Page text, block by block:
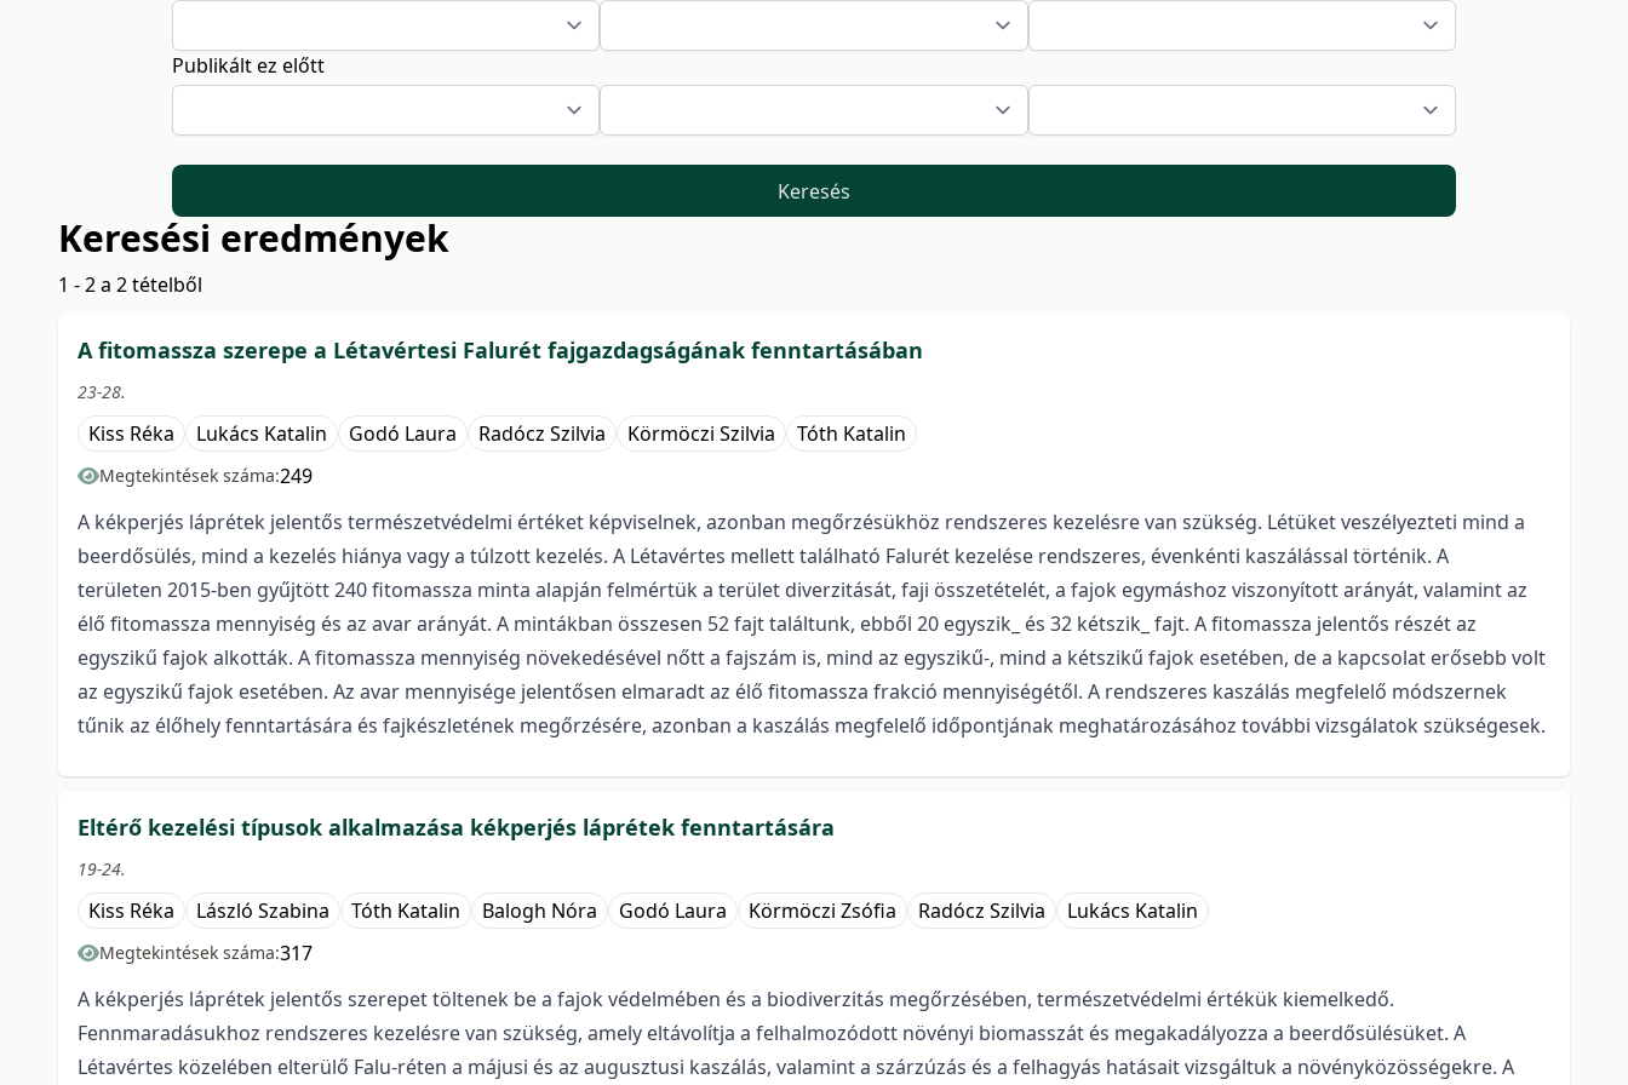
Publikált ez előtt
Keresés
Keresési eredmények
1 - 2 a 2 tételből
A fitomassza szerepe a Létavértesi Falurét fajgazdagságának fenntartásában
23-28.
Kiss Réka Lukács Katalin Godó Laura Radócz Szilvia Körmöczi Szilvia Tóth Katalin
Megtekintések száma:249
A kékperjés láprétek jelentős természetvédelmi értéket képviselnek, azonban megőrzésükhöz rendszeres kezelésre van szükség. Létüket veszélyezteti mind a
beerdősülés, mind a kezelés hiánya vagy a túlzott kezelés. A Létavértes mellett található Falurét kezelése rendszeres, évenkénti kaszálással történik. A
területen 2015-ben gyűjtött 240 fitomassza minta alapján felmértük a terület diverzitását, faji összetételét, a fajok egymáshoz viszonyított arányát, valamint az
élő fitomassza mennyiség és az avar arányát. A mintákban összesen 52 fajt találtunk, ebből 20 egyszik_ és 32 kétszik_ fajt. A fitomassza jelentős részét az
egyszikű fajok alkották. A fitomassza mennyiség növekedésével nőtt a fajszám is, mind az egyszikű-, mind a kétszikű fajok esetében, de a kapcsolat erősebb volt
az egyszikű fajok esetében. Az avar mennyisége jelentősen elmaradt az élő fitomassza frakció mennyiségétől. A rendszeres kaszálás megfelelő módszernek
tűnik az élőhely fenntartására és fajkészletének megőrzésére, azonban a kaszálás megfelelő időpontjának meghatározásához további vizsgálatok szükségesek.
Eltérő kezelési típusok alkalmazása kékperjés láprétek fenntartására
19-24.
Kiss Réka László Szabina Tóth Katalin Balogh Nóra Godó Laura Körmöczi Zsófia Radócz Szilvia Lukács Katalin
Megtekintések száma:317
A kékperjés láprétek jelentős szerepet töltenek be a fajok védelmében és a biodiverzitás megőrzésében, természetvédelmi értékük kiemelkedő.
Fennmaradásukhoz rendszeres kezelésre van szükség, amely eltávolítja a felhalmozódott növényi biomasszát és megakadályozza a beerdősülésüket. A
Létavértes közelében elterülő Falu-réten a májusi és az augusztusi kaszálás, valamint a szárzúzás és a felhagyás hatásait vizsgáltuk a növényközösségekre. A